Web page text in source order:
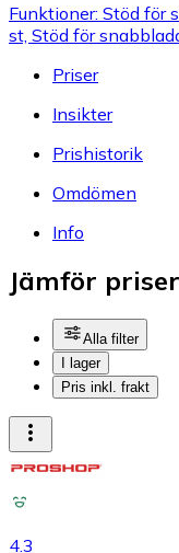
Funktioner: Stöd för
st, Stöd för
Priser
Insikter
Prishistorik
Omdömen
Info
Jämför
Alla filter
I lager
Pris inkl. frakt
4.3